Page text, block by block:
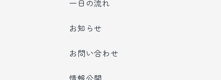
一日の流れ
お知らせ
お問い合わせ